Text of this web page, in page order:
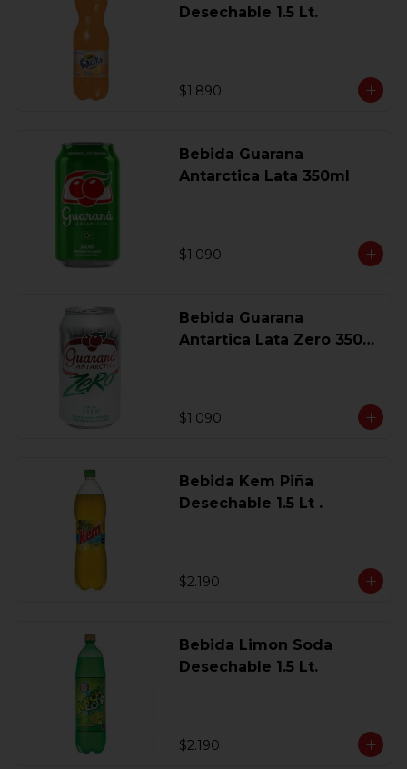
Desechable 1.5 Lt.
$1.890
Bebida Guarana
Antarctica Lata 350ml
$1.090
Bebida Guarana
Antartica Lata Zero 350
$1.090
Bebida Kem Piña
Desechable 1.5 Lt .
$2.190
Bebida Limon Soda
Desechable 1.5 Lt.
$2.190